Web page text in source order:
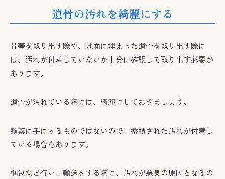
遺骨の汚れを綺麗にする
骨壷を取り出す際や、地面に埋まった遺骨を取り出す際に
は、汚れが付着していないか十分に確認して取り出す必要が
あります。
遺骨が汚れている際には、綺麗にしておきましょう。
頻繁に手にするものではないので、蓄積された汚れが付着し
ている場合もあります。
梱包など行い、輸送をする際に、汚れが悪臭の原因となるの